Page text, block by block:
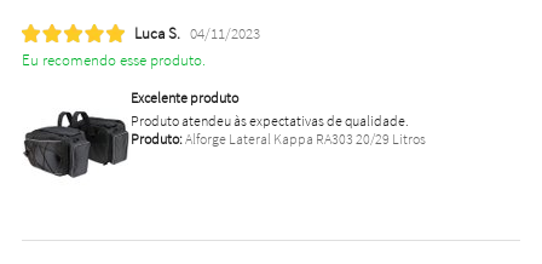
Luca S. 04/11/2023
Eu recomendo esse produto.
Excelente produto
Produto atendeu às expectativas de qualidade.
Produto:Alforge Lateral Kappa RA303 20/29 Litros